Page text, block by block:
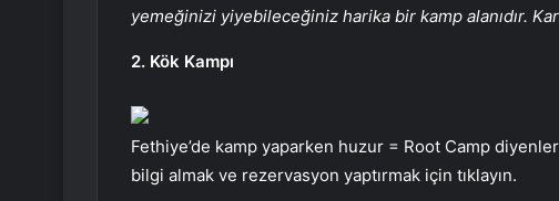
yemeğinizi yiyebileceğiniz harika bir kamp alanıdır.
2. Kök Kampı
Fethiye’de kamp yaparken huzur = Root Camp
bilgi almak ve rezervasyon yaptırmak için tıklayın.